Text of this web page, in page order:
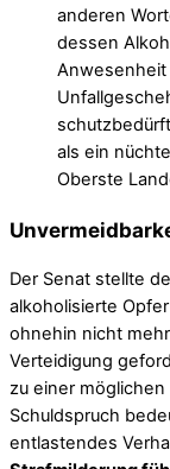
anderen
dessen
Anwesenheit
als ein
Oberste
Der Senat stellte
alkoholisierte
ohnehin nicht
Verteidigung
zu einer
Schuldspruch
entlastendes